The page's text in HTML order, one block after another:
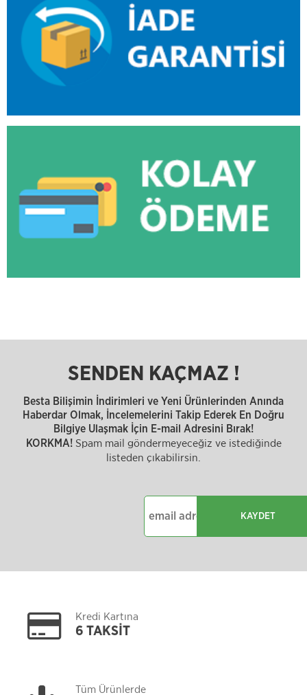
SENDEN KAÇMAZ !
Besta Bilişimin İndirimleri ve Yeni Ürünlerinden Anında
Haberdar Olmak, İncelemelerini Takip Ederek En Doğru
Bilgiye Ulaşmak İçin E-mail Adresini Bırak!
KORKMA! Spam mail göndermeyeceğiz ve istediğinde
listeden çıkabilirsin.
KAYDET
Kredi Kartına
6 TAKSİT
Tüm Ürünlerde